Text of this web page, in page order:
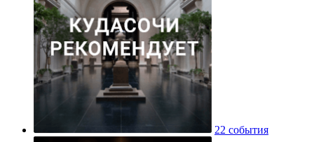
22 события